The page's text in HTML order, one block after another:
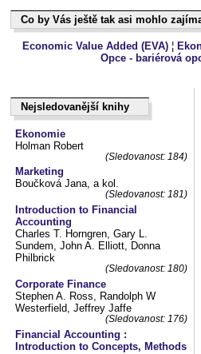
Co by Vás ještě tak asi mohlo
Co by Vás ještě tak asi mohlo
Economic Value Added (EVA)¦
Opce - bariérová
Nejsledovanější knihy
Nejsledovanější knihy
Ekonomie
Holman Robert
(Sledovanost: 184)
Marketing
Boučková Jana, a kol.
(Sledovanost: 181)
Introduction to Financial
Accounting
Charles T. Horngren, Gary L.
Sundem, John A. Elliott, Donna
Philbrick
(Sledovanost: 180)
Corporate Finance
Stephen A. Ross, Randolph W
Westerfield, Jeffrey Jaffe
(Sledovanost: 176)
Financial Accounting :
Introduction to Concepts, Methods